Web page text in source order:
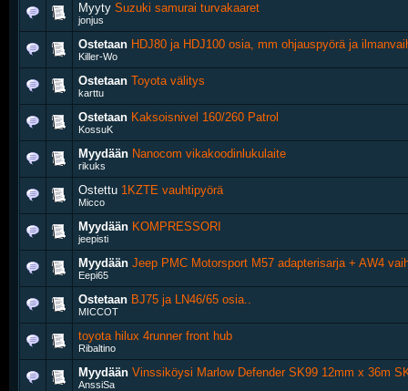
Myyty Suzuki samurai turvakaaret
jonjus
Ostetaan HDJ80 ja HDJ100 osia, mm ohjauspyörä ja
Killer-Wo
Ostetaan Toyota välitys
karttu
Ostetaan Kaksoisnivel 160/260 Patrol
KossuK
Myydään Nanocom vikakoodinlukulaite
rikuks
Ostettu 1KZTE vauhtipyörä
Micco
Myydään KOMPRESSORI
jeepisti
Myydään Jeep PMC Motorsport M57 adapterisarja + AW4
Eepi65
Ostetaan BJ75 ja LN46/65 osia..
MICCOT
toyota hilux 4runner front hub
Ribaltino
Myydään Vinssiköysi Marlow Defender SK99 12mm x 36m
AnssiSa